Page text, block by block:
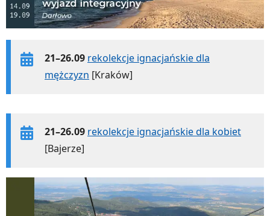
21–26.09 rekolekcje ignacjańskie dla
mężczyzn [Kraków]
21–26.09 rekolekcje ignacjańskie dla kobiet
[Bajerze]